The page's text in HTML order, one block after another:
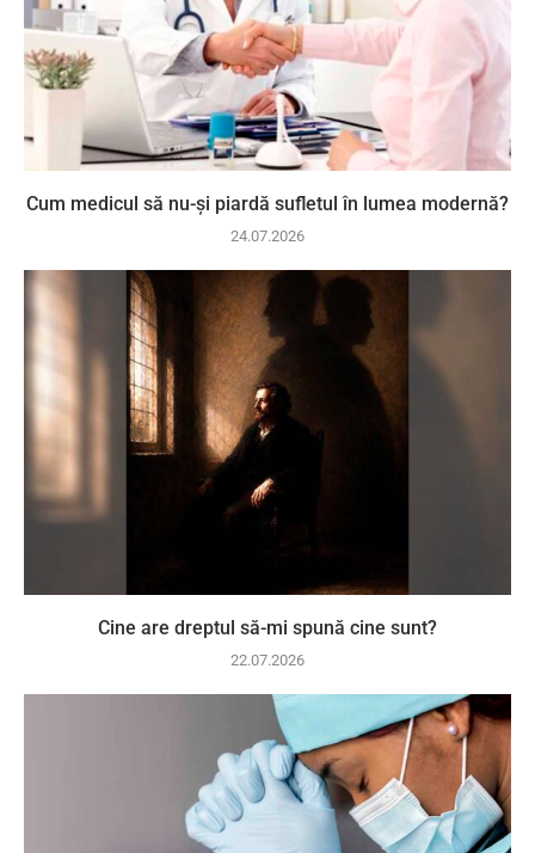
Cum medicul să nu-și piardă sufletul în lumea modernă?
24.07.2026
Cine are dreptul să-mi spună cine sunt?
22.07.2026